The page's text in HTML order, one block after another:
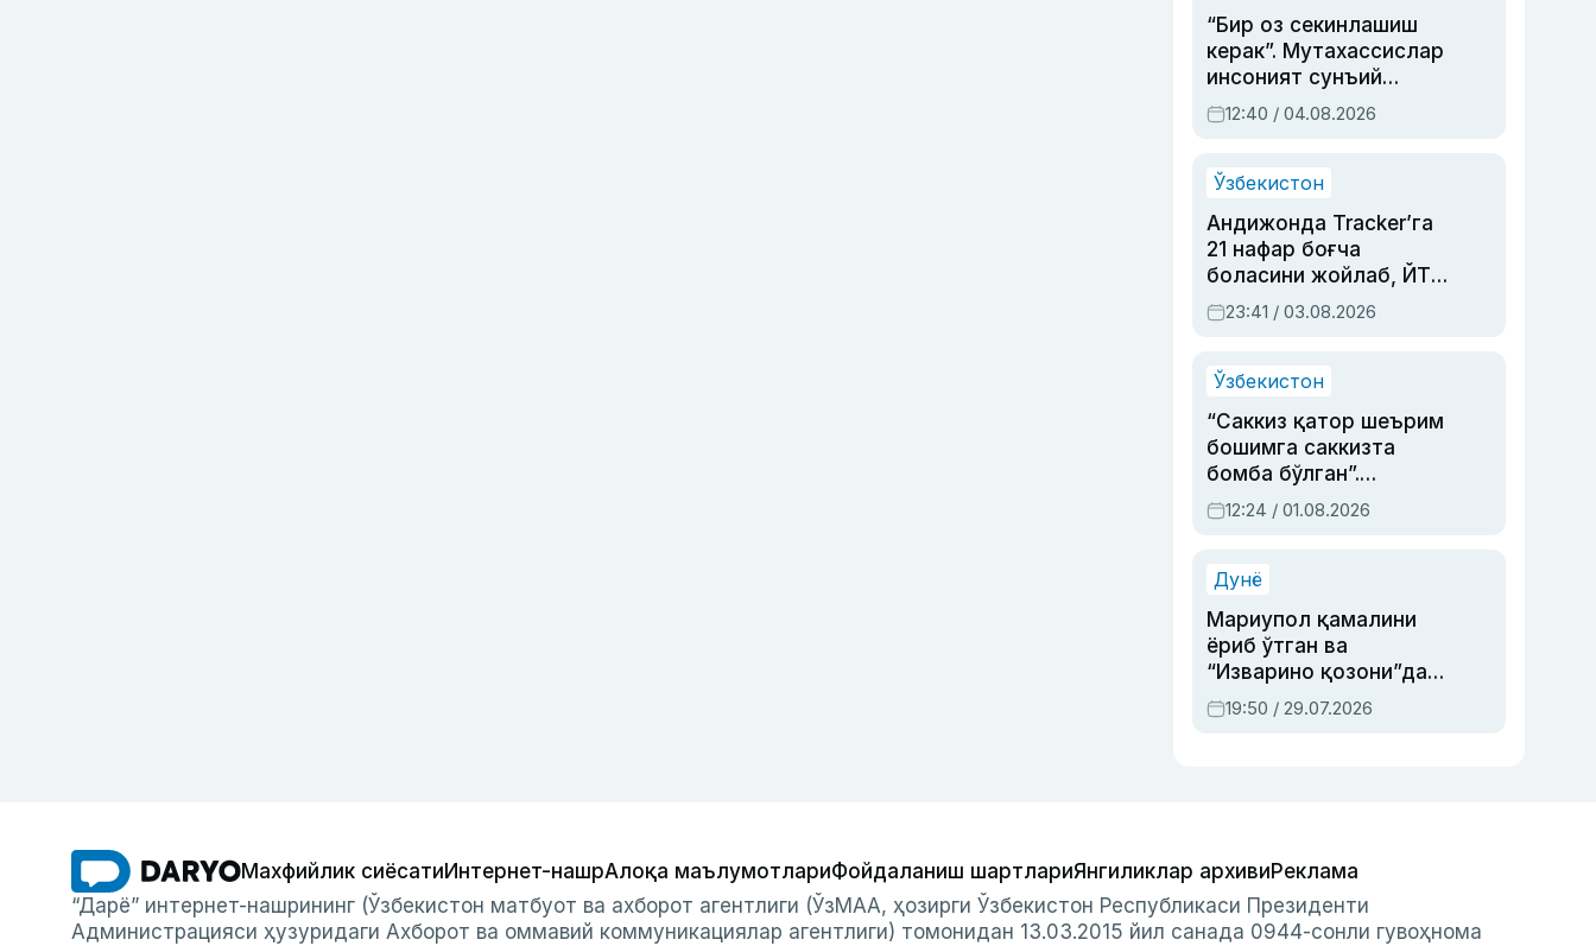
“Бир оз секинлашиш
керак”. Мутахассислар
инсоният сунъий
интеллектни бошқара
олмай қолишидан
12:40 / 04.08.2026
Ўзбекистон
Андижонда Tracker’га
21 нафар боғча
боласини жойлаб, ЙТҲ
содир этган аёлга суд
ҳукми ўқилди
23:41 / 03.08.2026
Ўзбекистон
“Саккиз қатор шеърим
бошимга саккизта
бомба бўлган”.
Абдулла Ориповни
сиёсий айбловлардан
12:24 / 01.08.2026
Дунё
Мариупол қамалини
ёриб ўтган ва
“Изварино қозони”дан
чиққан қаҳрамон —
Украина армияси бош
19:50 / 29.07.2026
Махфийлик сиёсатиИнтернет-нашрАлоқа маълумотлариФойдаланиш шартлариЯнгиликлар архивиРеклама
“Дарё” интернет-нашрининг (Ўзбекистон матбуот ва ахборот агентлиги (ЎзМАА, ҳозирги Ўзбекистон Республикаси Президенти
Администрацияси ҳузуридаги Ахборот ва оммавий коммуникациялар агентлиги) томонидан 13.03.2015 йил санада 0944-сонли гувоҳнома